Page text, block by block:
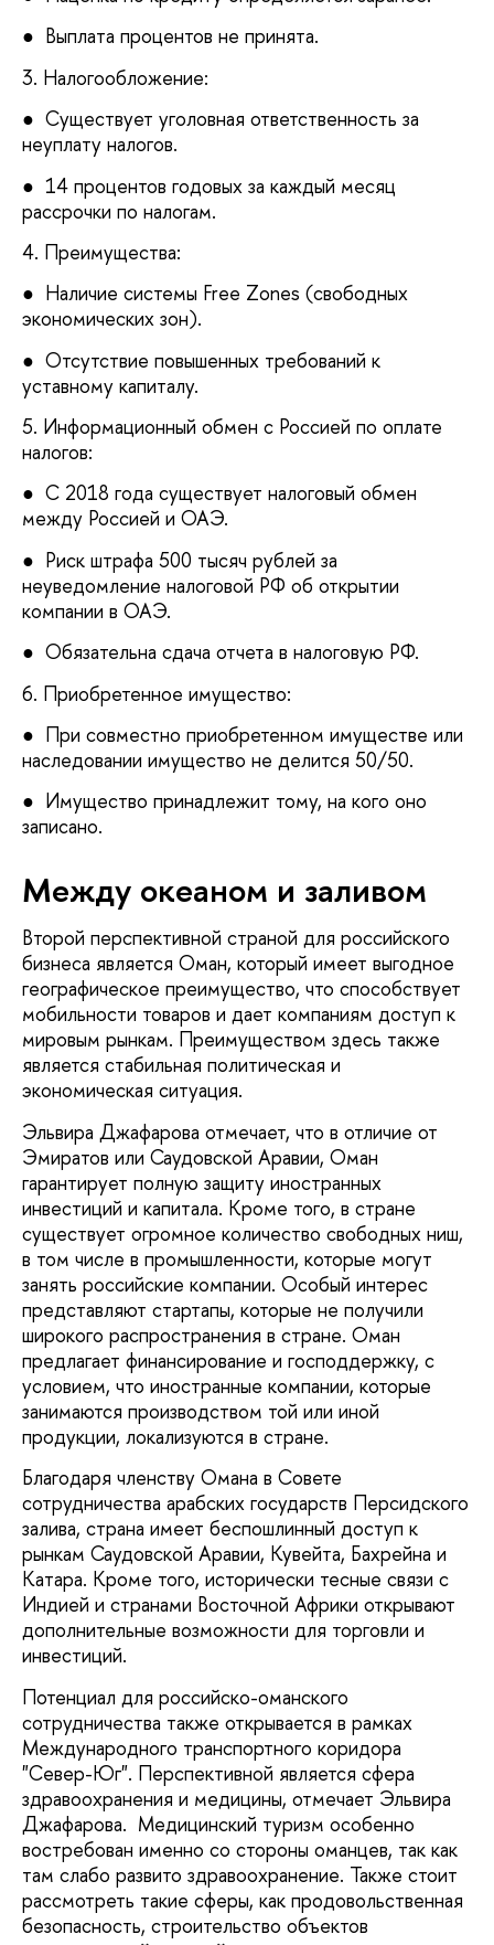
● Выплата процентов не принята.
3. Налогообложение:
● Существует уголовная ответственность за
неуплату налогов.
● 14 процентов годовых за каждый месяц
рассрочки по налогам.
4. Преимущества:
● Наличие системы Free Zones (свободных
экономических зон).
● Отсутствие повышенных требований к
уставному капиталу.
5. Информационный обмен с Россией по оплате
налогов:
● С 2018 года существует налоговый обмен
между Россией и ОАЭ.
● Риск штрафа 500 тысяч рублей за
неуведомление налоговой РФ об открытии
компании в ОАЭ.
● Обязательна сдача отчета в налоговую РФ.
6. Приобретенное имущество:
● При совместно приобретенном имуществе или
наследовании имущество не делится 50/50.
● Имущество принадлежит тому, на кого оно
записано.
Между океаном и заливом
Второй перспективной страной для российского
бизнеса является Оман, который имеет выгодное
географическое преимущество, что способствует
мобильности товаров и дает компаниям доступ к
мировым рынкам. Преимуществом здесь также
является стабильная политическая и
экономическая ситуация.
Эльвира Джафарова отмечает, что в отличие от
Эмиратов или Саудовской Аравии, Оман
гарантирует полную защиту иностранных
инвестиций и капитала. Кроме того, в стране
существует огромное количество свободных ниш,
в том числе в промышленности, которые могут
занять российские компании. Особый интерес
представляют стартапы, которые не получили
широкого распространения в стране. Оман
предлагает финансирование и господдержку, с
условием, что иностранные компании, которые
занимаются производством той или иной
продукции, локализуются в стране.
Благодаря членству Омана в Совете
сотрудничества арабских государств Персидского
залива, страна имеет беспошлинный доступ к
рынкам Саудовской Аравии, Кувейта, Бахрейна и
Катара. Кроме того, исторически тесные связи с
Индией и странами Восточной Африки открывают
дополнительные возможности для торговли и
инвестиций.
Потенциал для российско-оманского
сотрудничества также открывается в рамках
Международного транспортного коридора
"Север-Юг". Перспективной является сфера
здравоохранения и медицины, отмечает Эльвира
Джафарова. Медицинский туризм особенно
востребован именно со стороны оманцев, так как
там слабо развито здравоохранение. Также стоит
рассмотреть такие сферы, как продовольственная
безопасность, строительство объектов